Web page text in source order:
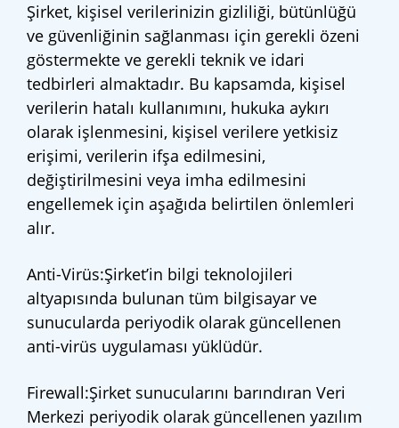
Şirket, kişisel verilerinizin gizliliği, bütünlüğü
ve güvenliğinin sağlanması için gerekli özeni
göstermekte ve gerekli teknik ve idari
tedbirleri almaktadır. Bu kapsamda, kişisel
verilerin hatalı kullanımını, hukuka aykırı
olarak işlenmesini, kişisel verilere yetkisiz
erişimi, verilerin ifşa edilmesini,
değiştirilmesini veya imha edilmesini
engellemek için aşağıda belirtilen önlemleri
alır.
Anti-Virüs:Şirket’in bilgi teknolojileri
altyapısında bulunan tüm bilgisayar ve
sunucularda periyodik olarak güncellenen
anti-virüs uygulaması yüklüdür.
Firewall:Şirket sunucularını barındıran Veri
Merkezi periyodik olarak güncellenen yazılım